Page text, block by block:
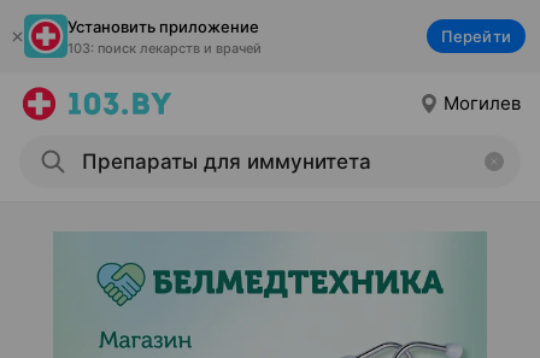
Установить приложение
103: поиск лекарств и врачей
Перейти
Могилев